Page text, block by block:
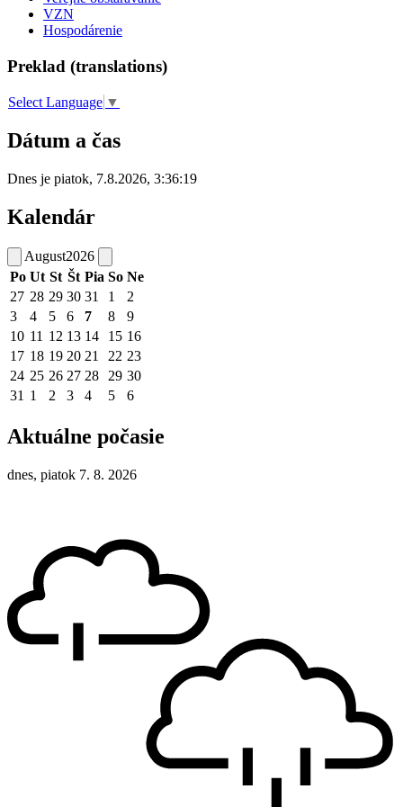
VZN
Hospodárenie
Preklad (translations)
Select Language ▼
Dátum a čas
Dnes je piatok, 7.8.2026, 3:36:19
Kalendár
August2026
Po Ut St Št Pia So Ne
27 28 29 30 31 1
2
3
4 5 6 7 8
9
10 11 12 13 14 15 16
17 18 19 20 21 22 23
24 25 26 27 28 29 30
31 1 2 3 4 5 6
Aktuálne počasie
dnes, piatok 7. 8. 2026